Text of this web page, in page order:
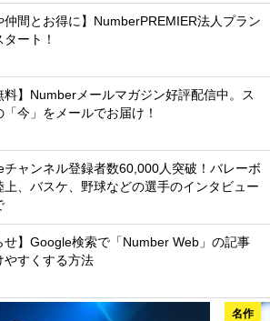
仲間とお得に】NumberPREMIER法人プラン
ート！
料】Numberメールマガジン好評配信中。ス
「今」をメールでお届け！
チャンネル登録者数60,000人突破！バレーボ
上、バスケ、野球などの選手のインタビュー
せ】Google検索で「Number Web」の記事
やすくする方法
名作